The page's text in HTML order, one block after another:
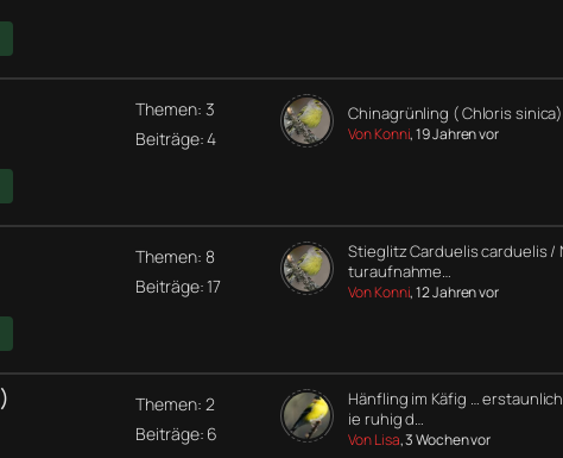
Themen: 3
Beiträge: 4
Chinagrünling ( Chloris sinica)
Von Konni, 19 Jahren vor
Themen: 8
Beiträge: 17
Stieglitz Carduelis carduelis /
turaufnahme…
Von Konni, 12 Jahren vor
Themen: 2
Beiträge: 6
Hänfling im Käfig …
ie ruhig d…
Von Lisa, 3 Wochen vor